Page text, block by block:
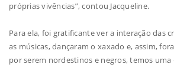
próprias vivências”, contou Jacqueline.
Para ela, foi gratificante ver a interação das
as músicas, dançaram o xaxado e, assim,
por serem nordestinos e negros, temos